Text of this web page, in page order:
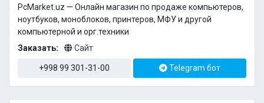
PcMarket.uz — Онлайн магазин по продаже компьютеров,
ноутбуков, моноблоков, принтеров, МФУ и другой
компьютерной и орг.техники
Заказать:
Сайт
+998 99 301-31-00 Telegram бот